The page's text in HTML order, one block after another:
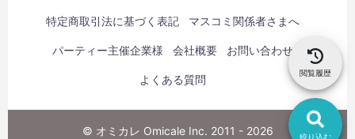
絞り込む
閲覧履歴
特定商取引法に基づく表記 マスコミ関係者さまへ
パーティー主催企業様 会社概要 お問い合わせ
よくある質問
© オミカレ Omicale Inc. 2011 - 2026